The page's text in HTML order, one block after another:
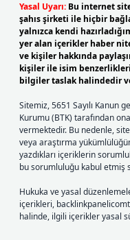
Yasal Uyarı: Bu internet
şahıs şirketi ile hiçbir
yalnızca kendi
yer alan içerikler haber
ve kişiler hakkında
kişiler ile isim
bilgiler taslak halindedir
Sitemiz, 5651 Sayılı Kanun
Kurumu (BTK) tarafından
vermektedir. Bu nedenle,
veya araştırma
yazdıkları içeriklerin
bu sorumluluğu kabul etmiş
Hukuka ve yasal
içerikleri,
halinde, ilgili içerikler yasal